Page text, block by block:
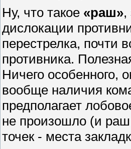
Ну, что такое «раш»,
дислокации
перестрелка, почти
противника.
Ничего особенного,
вообще наличия
предполагает
не произошло (и
точек - места